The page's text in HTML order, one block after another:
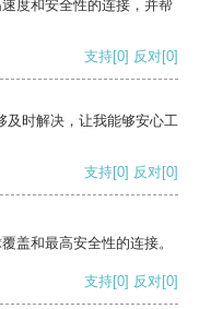
度和安全性的连接，并帮
支持[0] 反对[0]
及时解决，让我能够安心工
支持[0] 反对[0]
盖和最高安全性的连接。
支持[0] 反对[0]